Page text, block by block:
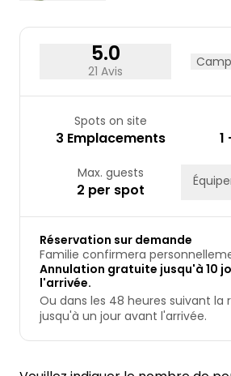
5.0
21 Avis
Spots on site
3 Emplacements 1
Max. guests
2 per spot
Réservation sur demande
Familie confirmera
Annulation gratuite jusqu'à 10
l'arrivée.
Ou dans les 48 heures suivant la
jusqu'à un jour avant l'arrivée.